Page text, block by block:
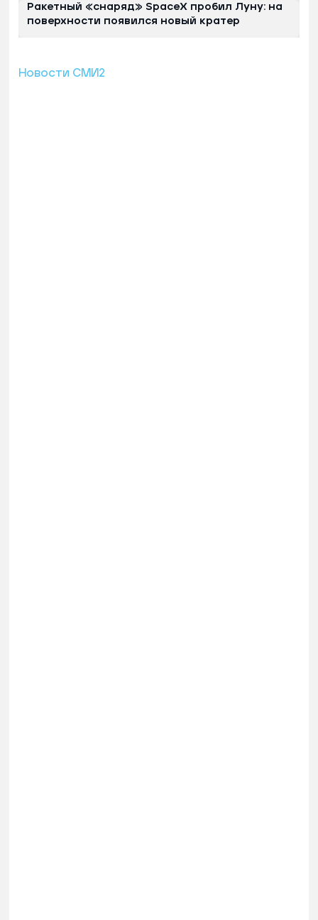
Ракетный «снаряд» SpaceX пробил Луну: на
поверхности появился новый кратер
Новости СМИ2